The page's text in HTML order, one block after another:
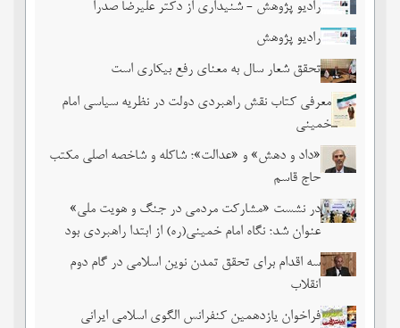
رادیو پژوهش - شنیداری از دکتر علیرضا صدرا
رادیو پژوهش
تحقق شعار سال به معنای رفع بیکاری است
معرفی کتاب نقش راهبردی دولت در نظریه سیاسی امام
خمینی
«داد و دهش» و «عدالت»؛ شاکله و شاخصه اصلی مکتب
حاج قاسم
در نشست «مشارکت مردمی در جنگ و هویت ملی»
عنوان شد؛ نگاه امام خمینی(ره) از ابتدا راهبردی بود
سه اقدام برای تحقق تمدن نوین اسلامی در گام دوم
انقلاب
فراخوان یازدهمین کنفرانس الگوی اسلامی ایرانی